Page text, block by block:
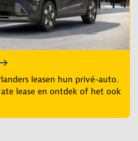
leasen hun privé-auto.
lease en ontdek of het ook